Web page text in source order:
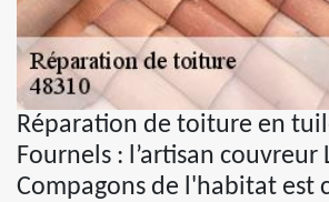
Réparation de toiture en
Fournels : l’artisan couvreur
Compagons de l'habitat est